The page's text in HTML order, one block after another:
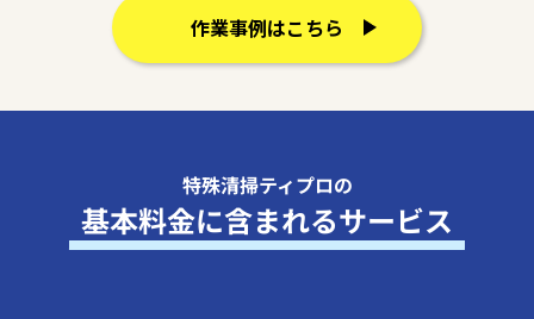
作業事例はこちら
特殊清掃ティプロの
基本料金に含まれるサービス